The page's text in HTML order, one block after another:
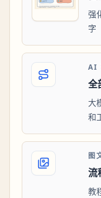
强
字
AI
全
大
和
图
流
教